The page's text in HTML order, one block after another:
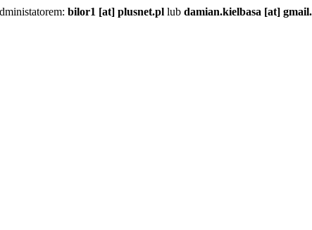
bilor1 [at] plusnet.pl lub damian.kielbasa [at]